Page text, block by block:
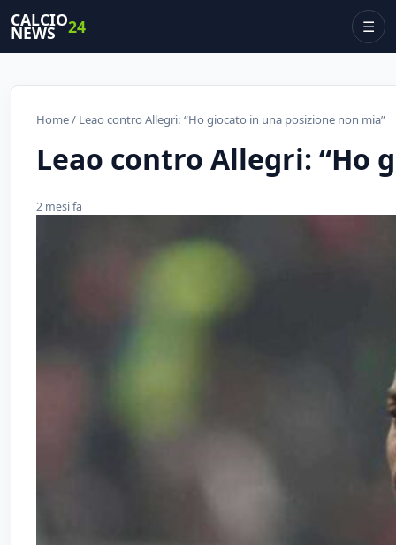
CALCIO
NEWS 24 ☰
Home/ Leao contro Allegri: “Ho giocato in una posizione non mia”
Leao contro Allegri: “Ho
2 mesi fa